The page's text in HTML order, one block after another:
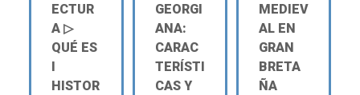
ECTUR
A ▷
QUÉ ES
Ι
HISTOR
GEORGI
ANA:
CARAC
TERÍSTI
CAS Y
MEDIEV
AL EN
GRAN
BRETA
ÑA